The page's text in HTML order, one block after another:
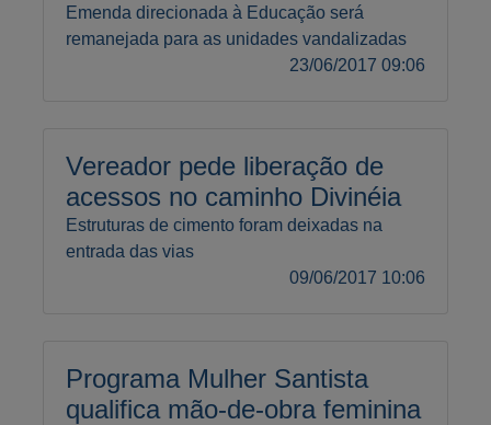
Emenda direcionada à Educação será
remanejada para as unidades vandalizadas
23/06/2017 09:06
Vereador pede liberação de
acessos no caminho Divinéia
Estruturas de cimento foram deixadas na
entrada das vias
09/06/2017 10:06
Programa Mulher Santista
qualifica mão-de-obra feminina